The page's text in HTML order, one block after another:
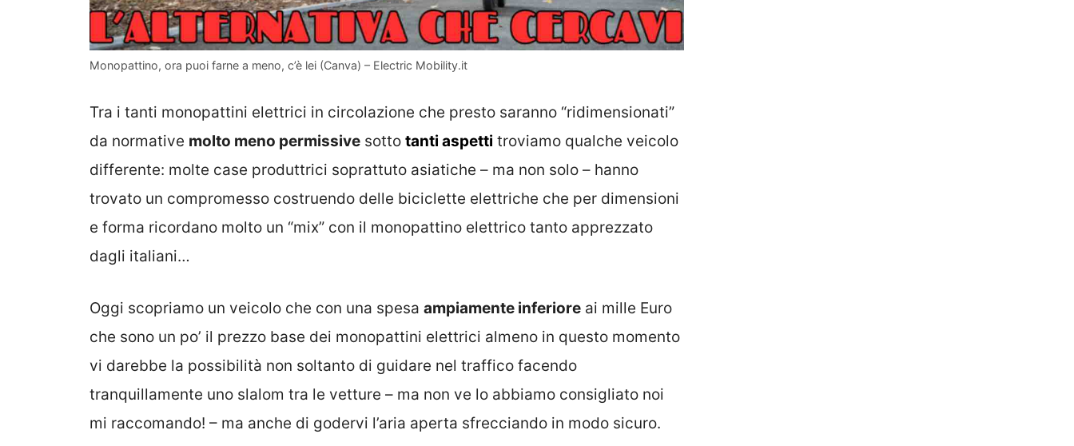
Monopattino, ora puoi farne a meno, c’è lei (Canva) – Electric Mobility.it
Tra i tanti monopattini elettrici in circolazione che presto saranno “ridimensionati”
da normative molto meno permissive sotto tanti aspetti troviamo qualche veicolo
differente: molte case produttrici soprattuto asiatiche – ma non solo – hanno
trovato un compromesso costruendo delle biciclette elettriche che per dimensioni
e forma ricordano molto un “mix” con il monopattino elettrico tanto apprezzato
dagli italiani…
Oggi scopriamo un veicolo che con una spesa ampiamente inferiore ai mille Euro
che sono un po’ il prezzo base dei monopattini elettrici almeno in questo momento
vi darebbe la possibilità non soltanto di guidare nel traffico facendo
tranquillamente uno slalom tra le vetture – ma non ve lo abbiamo consigliato noi
mi raccomando! – ma anche di godervi l’aria aperta sfrecciando in modo sicuro.